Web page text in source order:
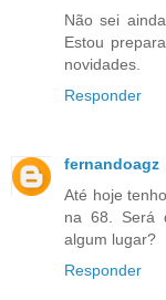
Não sei
Estou
novidades.
Responder
fernandoagz
Até hoje
na 68. Será
algum lugar?
Responder